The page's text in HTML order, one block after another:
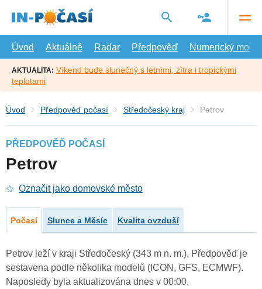
hlavní
Úvod
Aktuálně Radar Předpověď Numerický model
AKTUALITA: Víkend bude slunečný s letními, zítra i tropickými
teplotami
Úvod Předpověď počasí Středočeský kraj Petrov
PŘEDPOVĚĎ POČASÍ
Petrov
Označit jako domovské město
Počasí Slunce a Měsíc Kvalita ovzduší
Petrov leží v kraji Středočeský (343 m n. m.). Předpověď je
sestavena podle několika modelů (ICON, GFS, ECMWF).
Naposledy byla aktualizována dnes v 00:00.